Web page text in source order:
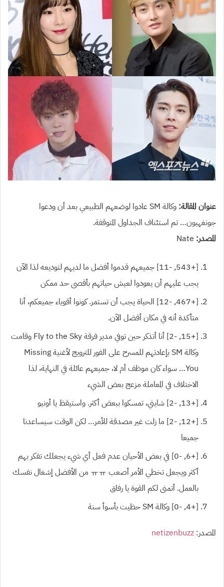
عنوان المقالة:
وكالة SM عادوا لوضعهم الطبيعي بعد أن ودعوا
جونغهيون… تم استئناف الجداول المتوقفة.
المصدر:
[+543, -11] جميعهم قدموا أفضل ما لديهم لتوديعه لذا الآن
يجب عليهم أن يعودوا لعيش حياتهم بأقصى حد ممكن
[+467, -12] الحياة يجب أن تستمر. كونوا أقوياء جميعكم، أنا
متأكدة أنه في مكان أفضل الآن.
[+15, -2] أنا أتذكر حين توفي مدير فرقة Fly to the Sky وقامت
وكالة SM بإعادتهم للمسرح على الفور للترويج لأغنية Missing
You… سواء كان موظف أم لا، جميعهم عائلة في النهاية، لذا
الاختلاف في المعاملة مزعج بعض الشيء
[+13, -2] شايني، تمسكوا ببعض أكثر. واستيقظ يا أونيو
[+12, -2] ما زلت غير مصدقة للأمر… لكن الوقت سيساعدنا
جميعا
[+6, -0] في بعض الأحيان عدم فعل أي شيء يجعلك تفكر بهم
أكثر ويجعل تخطي الأمر أصعب ㅠㅠ من الأفضل إشغال نفسك
بالعمل. أتمنى لكم القوة يا رفاق
[+4, -0] وكالة SM حظيت بأسوأ سنة
المصدر: netizenbuzz